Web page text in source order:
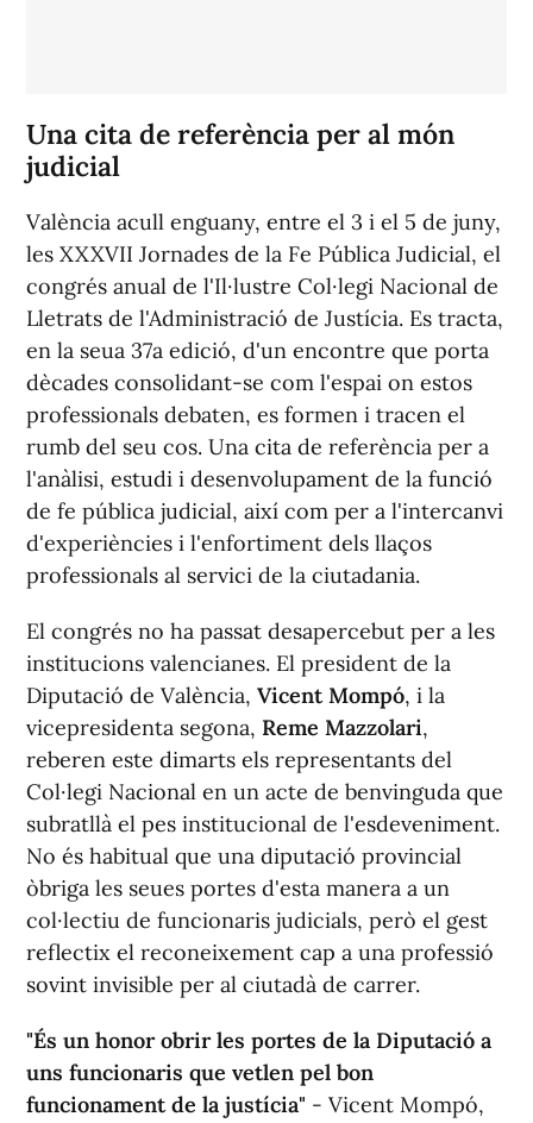
Una cita de referència per al món
judicial
València acull enguany, entre el 3 i el 5 de juny,
les XXXVII Jornades de la Fe Pública Judicial, el
congrés anual de l'Il·lustre Col·legi Nacional de
Lletrats de l'Administració de Justícia. Es tracta,
en la seua 37a edició, d'un encontre que porta
dècades consolidant-se com l'espai on estos
professionals debaten, es formen i tracen el
rumb del seu cos. Una cita de referència per a
l'anàlisi, estudi i desenvolupament de la funció
de fe pública judicial, així com per a l'intercanvi
d'experiències i l'enfortiment dels llaços
professionals al servici de la ciutadania.
El congrés no ha passat desapercebut per a les
institucions valencianes. El president de la
Diputació de València, Vicent Mompó, i la
vicepresidenta segona, Reme Mazzolari,
reberen este dimarts els representants del
Col·legi Nacional en un acte de benvinguda que
subratllà el pes institucional de l'esdeveniment.
No és habitual que una diputació provincial
òbriga les seues portes d'esta manera a un
col·lectiu de funcionaris judicials, però el gest
reflectix el reconeixement cap a una professió
sovint invisible per al ciutadà de carrer.
"És un honor obrir les portes de la Diputació a
uns funcionaris que vetlen pel bon
funcionament de la justícia" - Vicent Mompó,